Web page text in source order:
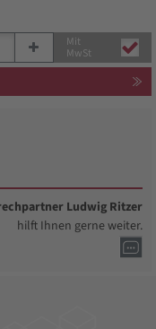
Mit
MwSt
Ludwig Ritzer
hilft Ihnen gerne weiter.